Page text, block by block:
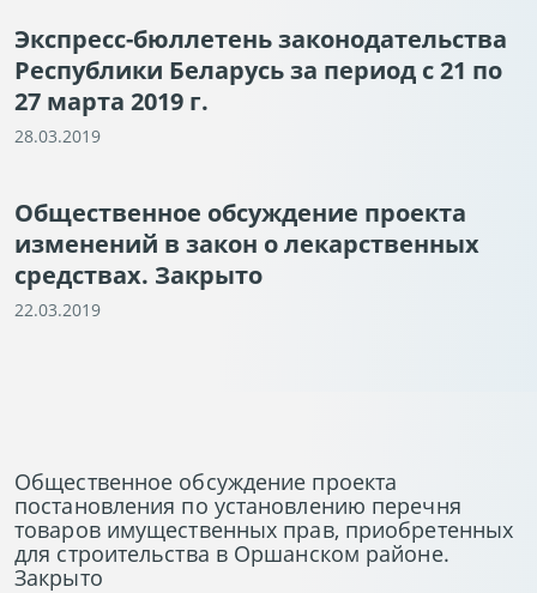
Экспресс-бюллетень законодательства
Республики Беларусь за период с 21 по
27 марта 2019 г.
28.03.2019
Общественное обсуждение проекта
изменений в закон о лекарственных
средствах. Закрыто
22.03.2019
Общественное обсуждение проекта
постановления по установлению перечня
товаров имущественных прав, приобретенных
для строительства в Оршанском районе.
Закрыто